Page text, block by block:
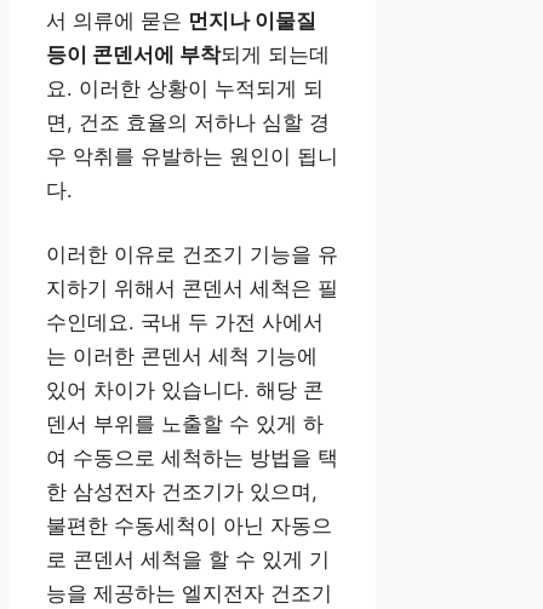
서 의류에 묻은 먼지나 이물질
등이 콘덴서에 부착되게 되는데
요. 이러한 상황이 누적되게 되
면, 건조 효율의 저하나 심할 경
우 악취를 유발하는 원인이 됩니
다.
이러한 이유로 건조기 기능을 유
지하기 위해서 콘덴서 세척은 필
수인데요. 국내 두 가전 사에서
는 이러한 콘덴서 세척 기능에
있어 차이가 있습니다. 해당 콘
덴서 부위를 노출할 수 있게 하
여 수동으로 세척하는 방법을 택
한 삼성전자 건조기가 있으며,
불편한 수동세척이 아닌 자동으
로 콘덴서 세척을 할 수 있게 기
능을 제공하는 엘지전자 건조기